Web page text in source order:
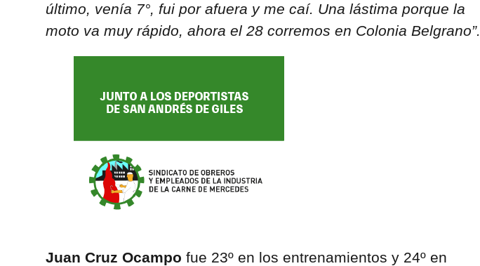
último, venía 7°, fui por afuera y me caí. Una lástima porque la
moto va muy rápido, ahora el 28 corremos en Colonia Belgrano”.
Juan Cruz Ocampo fue 23º en los entrenamientos y 24º en